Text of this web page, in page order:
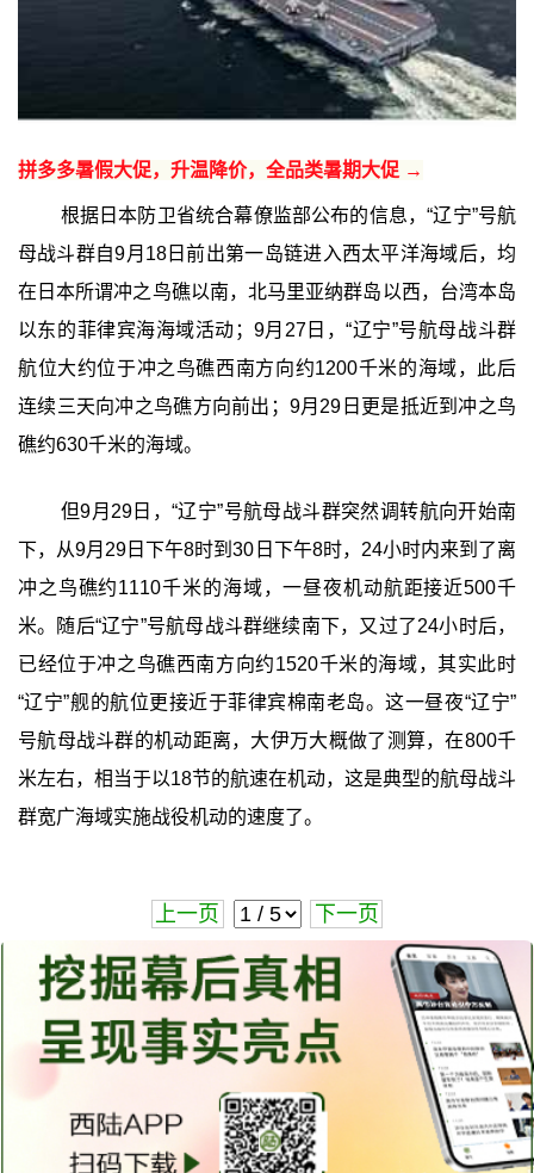
拼多多暑假大促，升温降价，全品类暑期大促 →
根据日本防卫省统合幕僚监部公布的信息，“辽宁”号航
母战斗群自9月18日前出第一岛链进入西太平洋海域后，均
在日本所谓冲之鸟礁以南，北马里亚纳群岛以西，台湾本岛
以东的菲律宾海海域活动；9月27日，“辽宁”号航母战斗群
航位大约位于冲之鸟礁西南方向约1200千米的海域，此后
连续三天向冲之鸟礁方向前出；9月29日更是抵近到冲之鸟
礁约630千米的海域。
但9月29日，“辽宁”号航母战斗群突然调转航向开始南
下，从9月29日下午8时到30日下午8时，24小时内来到了离
冲之鸟礁约1110千米的海域，一昼夜机动航距接近500千
米。随后“辽宁”号航母战斗群继续南下，又过了24小时后，
已经位于冲之鸟礁西南方向约1520千米的海域，其实此时
“辽宁”舰的航位更接近于菲律宾棉南老岛。这一昼夜“辽宁”
号航母战斗群的机动距离，大伊万大概做了测算，在800千
米左右，相当于以18节的航速在机动，这是典型的航母战斗
群宽广海域实施战役机动的速度了。
上一页 下一页